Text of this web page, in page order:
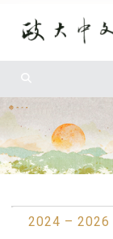
2024 – 2026